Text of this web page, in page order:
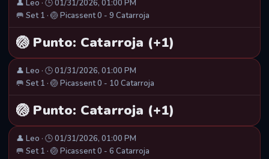
👤 Leo · 🕒 01/31/2026, 01:00 PM
🥅 Set 1 · 🏐 Picassent 0 - 9 Catarroja
🏐 Punto: Catarroja (+1)
👤 Leo · 🕒 01/31/2026, 01:00 PM
🥅 Set 1 · 🏐 Picassent 0 - 10 Catarroja
🏐 Punto: Catarroja (+1)
👤 Leo · 🕒 01/31/2026, 01:00 PM
🥅 Set 1 · 🏐 Picassent 0 - 6 Catarroja